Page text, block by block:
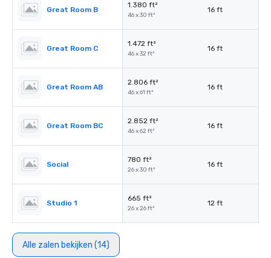
Great Room B
1.380 ft²
46 x 30 ft²
16 ft
Great Room C
1.472 ft²
46 x 32 ft²
16 ft
Great Room AB
2.806 ft²
46 x 61 ft²
16 ft
Great Room BC
2.852 ft²
46 x 62 ft²
16 ft
Social
780 ft²
26 x 30 ft²
16 ft
Studio 1
665 ft²
26 x 26 ft²
12 ft
Alle zalen bekijken (14)